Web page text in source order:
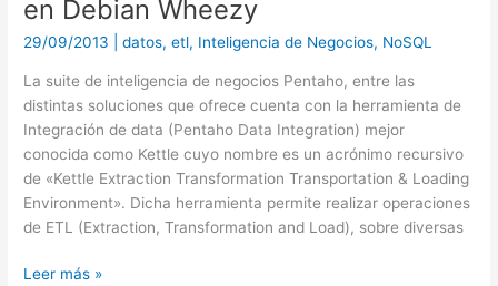
en Debian Wheezy
29/09/2013 |datos,etl, Inteligencia de Negocios, NoSQL
La suite de inteligencia de negocios Pentaho, entre las
distintas soluciones que ofrece cuenta con la herramienta de
Integración de data (Pentaho Data Integration) mejor
conocida como Kettle cuyo nombre es un acrónimo recursivo
de «Kettle Extraction Transformation Transportation & Loading
Environment». Dicha herramienta permite realizar operaciones
de ETL (Extraction, Transformation and Load), sobre diversas
en
Debian
Leer más »